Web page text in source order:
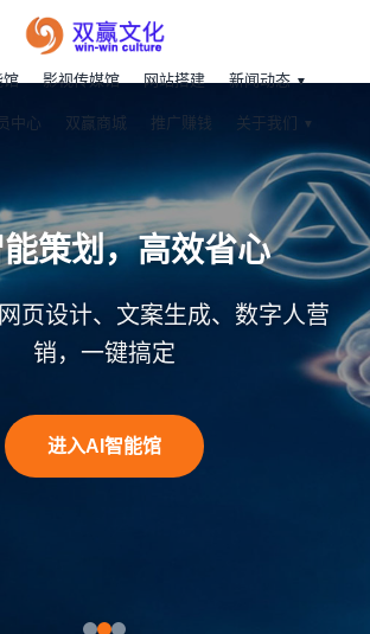
影视传媒馆 网站搭建 新闻动态
中心 双赢商城 推广赚钱 关于我们
策划，高效省心
页设计、文案生成、数字人营
销，一键搞定
进入AI智能馆